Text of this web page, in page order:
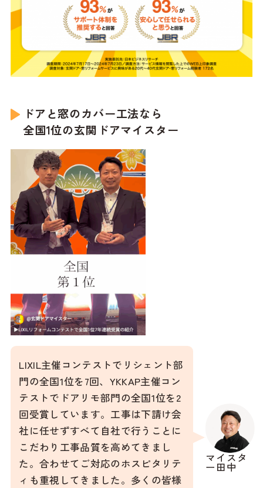
ドアと窓のカバー工法なら
全国1位の玄関ドアマイスター
マイスタ
ー田中
LIXIL主催コンテストでリシェント部
門の全国1位を7回、YKKAP主催コン
テストでドアリモ部門の全国1位を2
回受賞しています。工事は下請け会
社に任せずすべて自社で行うことに
こだわり工事品質を高めてきまし
た。合わせてご対応のホスピタリテ
ィも重視してきました。多くの皆様